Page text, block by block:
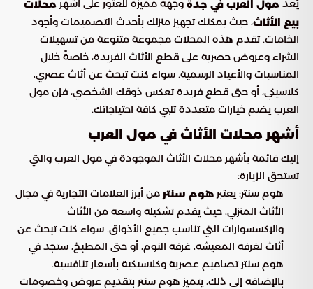
يُعد مول العرب في جدة وجهة مميزة للعثور على أشهر محلات
بيع الأثاث، حيث يمكنك تجهيز منزلك بأحدث التصميمات وأجود
الخامات. تقدم هذه المحلات مجموعة متنوعة من تسهيلات
الشراء وعروض حصرية على قطع الأثاث الفريدة، خاصةً خلال
المناسبات والأعياد الرسمية. سواء كنت تبحث عن أثاث عصري،
كلاسيكي، أو حتى قطع فريدة تعكس ذوقك الشخصي، فإن مول
العرب يضم خيارات متعددة تلبي كافة احتياجاتك.
أشهر محلات الأثاث في مول العرب
إليك قائمة بأشهر محلات الأثاث الموجودة في مول العرب والتي
تستحق الزيارة:
هوم سنتر: يعتبر هوم سنتر من أبرز العلامات التجارية في مجال
الأثاث المنزلي، حيث يقدم تشكيلة واسعة من الأثاث
والإكسسوارات التي تناسب جميع الأذواق. سواء كنت تبحث عن
أثاث لغرفة المعيشة، غرفة النوم، أو حتى المطبخ، ستجد في
هوم سنتر تصاميم عصرية وكلاسيكية بأسعار تنافسية.
بالإضافة إلى ذلك، يتميز هوم سنتر بتقديم عروض وخصومات